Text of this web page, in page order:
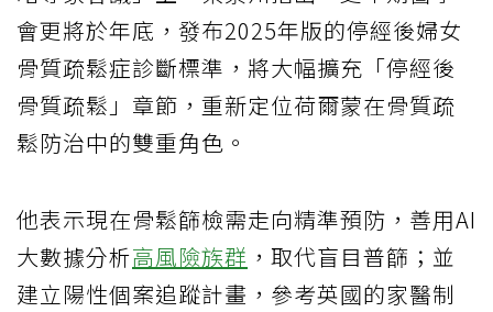
會更將於年底，發布2025年版的停經後婦女
骨質疏鬆症診斷標準，將大幅擴充「停經後
骨質疏鬆」章節，重新定位荷爾蒙在骨質疏
鬆防治中的雙重角色。
他表示現在骨鬆篩檢需走向精準預防，善用AI
大數據分析高風險族群 ，取代盲目普篩；並
建立陽性個案追蹤計畫，參考英國的家醫制